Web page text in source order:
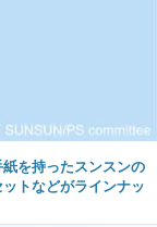
を持ったスンスンの
トなどがラインナッ